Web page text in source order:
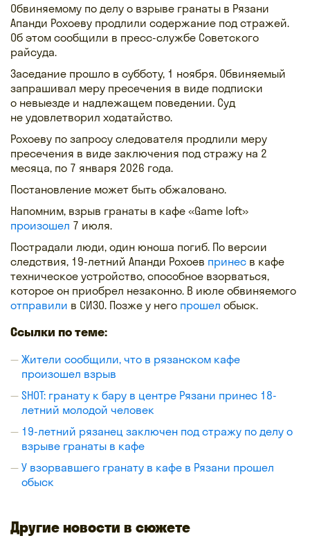
Обвиняемому по делу о взрыве гранаты в Рязани
Апанди Рохоеву продлили содержание под стражей.
Об этом сообщили в пресс-службе Советского
райсуда.
Заседание прошло в субботу, 1 ноября. Обвиняемый
запрашивал меру пресечения в виде подписки
о невыезде и надлежащем поведении. Суд
не удовлетворил ходатайство.
Рохоеву по запросу следователя продлили меру
пресечения в виде заключения под стражу на 2
месяца, по 7 января 2026 года.
Постановление может быть обжаловано.
Напомним, взрыв гранаты в кафе «Game loft»
произошел 7 июля.
Пострадали люди, один юноша погиб. По версии
следствия, 19-летний Апанди Рохоев принес в кафе
техническое устройство, способное взорваться,
которое он приобрел незаконно. В июле обвиняемого
отправили в СИЗО. Позже у него прошел обыск.
Ссылки по теме:
Жители сообщили, что в рязанском кафе
произошел взрыв
SHOT: гранату к бару в центре Рязани принес 18-
летний молодой человек
19-летний рязанец заключен под стражу по делу о
взрыве гранаты в кафе
У взорвавшего гранату в кафе в Рязани прошел
обыск
Другие новости в сюжете